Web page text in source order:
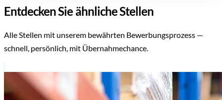
Entdecken Sie ähnliche Stellen
Alle Stellen mit unserem bewährten Bewerbungsprozess —
schnell, persönlich, mit Übernahmechance.